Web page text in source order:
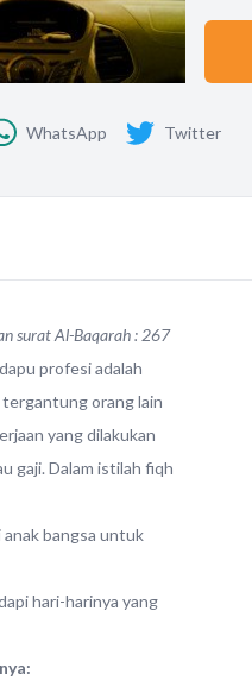
WhatsApp Twitter
surat Al-Baqarah : 267
profesi adalah
orang lain
yang dilakukan
gaji. Dalam istilah fiqh
bangsa untuk
hari-harinya yang